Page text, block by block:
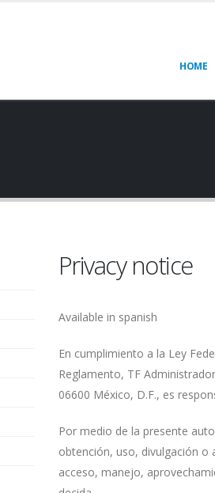
HOME
Privacy notice
Available in spanish
En cumplimiento a la Ley
Reglamento, TF
06600 México, D.F., es
Por medio de la presente
obtención, uso, divulgación o
acceso, manejo,